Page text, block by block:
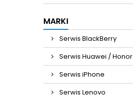
MARKI
Serwis BlackBerry
Serwis Huawei / Honor
Serwis iPhone
Serwis Lenovo